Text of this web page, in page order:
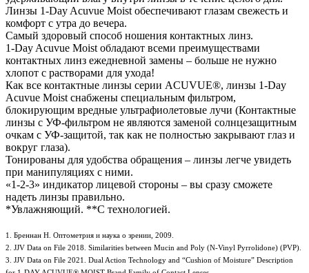
Линзы 1-Day Acuvue Moist обеспечивают глазам свежесть и
комфорт с утра до вечера.
Самый здоровый способ ношения контактных линз.
1-Day Acuvue Moist обладают всеми преимуществами
контактных линз ежедневной замены – больше не нужно
хлопот с растворами для ухода!
Как все контактные линзы серии ACUVUE®, линзы 1-Day
Acuvue Moist снабжены специальным фильтром,
блокирующим вредные ультрафиолетовые лучи (Контактные
линзы с УФ-фильтром не являются заменой солнцезащитным
очкам с УФ-защитой, так как не полностью закрывают глаз и
вокруг глаза).
Тонированы для удобства обращения – линзы легче увидеть
при манипуляциях с ними.
«1-2-3» индикатор лицевой стороны – вы сразу сможете
надеть линзы правильно.
*Увлажняющий. **С технологией.
1. Бреннан Н. Оптометрия и наука о зрении, 2009.
2. JJV Data on File 2018. Similarities between Mucin and Poly (N-Vinyl Pyrrolidone) (PVP).
3. JJV Data on File 2021. Dual Action Technology and “Cushion of Moisture” Description